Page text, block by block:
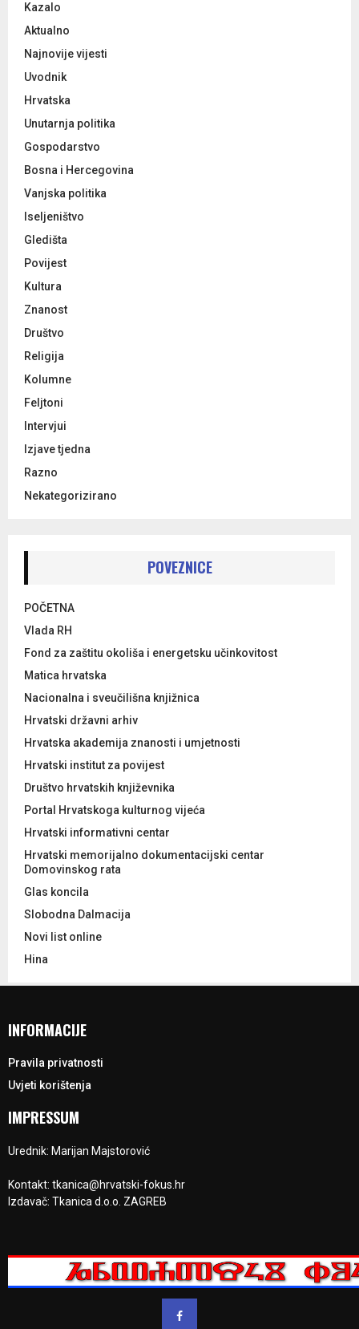
r
:
Kazalo
Aktualno
Najnovije vijesti
Uvodnik
Hrvatska
Unutarnja politika
Gospodarstvo
Bosna i Hercegovina
Vanjska politika
Iseljeništvo
Gledišta
Povijest
Kultura
Znanost
Društvo
Religija
Kolumne
Feljtoni
Intervjui
Izjave tjedna
Razno
Nekategorizirano
POVEZNICE
POČETNA
Vlada RH
Fond za zaštitu okoliša i energetsku učinkovitost
Matica hrvatska
Nacionalna i sveučilišna knjižnica
Hrvatski državni arhiv
Hrvatska akademija znanosti i umjetnosti
Hrvatski institut za povijest
Društvo hrvatskih književnika
Portal Hrvatskoga kulturnog vijeća
Hrvatski informativni centar
Hrvatski memorijalno dokumentacijski centar
Domovinskog rata
Glas koncila
Slobodna Dalmacija
Novi list online
Hina
INFORMACIJE
Pravila privatnosti
Uvjeti korištenja
IMPRESSUM
Urednik: Marijan Majstorović
Kontakt: tkanica@hrvatski-fokus.hr
Izdavač: Tkanica d.o.o. ZAGREB